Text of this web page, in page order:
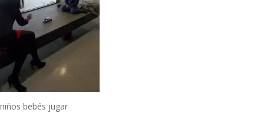
niños bebés jugar